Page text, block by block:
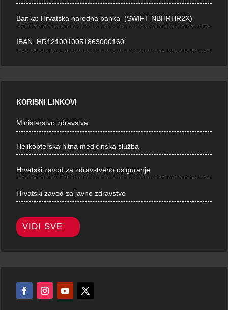
Banka: Hrvatska narodna banka (SWIFT NBHRHR2X)
IBAN: HR1210010051863000160
KORISNI LINKOVI
Ministarstvo zdravstva
Helikopterska hitna medicinska služba
Hrvatski zavod za zdravstveno osiguranje
Hrvatski zavod za javno zdravstvo
VIDI SVE